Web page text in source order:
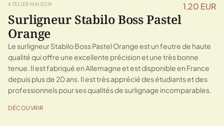
ATELIER MAISON 1,20 EUR
Surligneur Stabilo Boss Pastel
Orange
Le surligneur Stabilo Boss Pastel Orange est un feutre de haute
qualité qui offre une excellente précision et une très bonne
tenue. Il est fabriqué en Allemagne et est disponible en France
depuis plus de 20 ans. Il est très apprécié des étudiants et des
professionnels pour ses qualités de surlignage incomparables.
DÉCOUVRIR